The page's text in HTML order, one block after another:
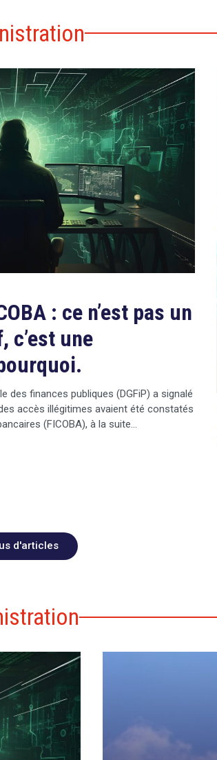
: ce n’est pas un
c’est une
des finances publiques (DGFiP) a signalé
accès illégitimes avaient été constatés
(FICOBA), à la suite…
d'articles